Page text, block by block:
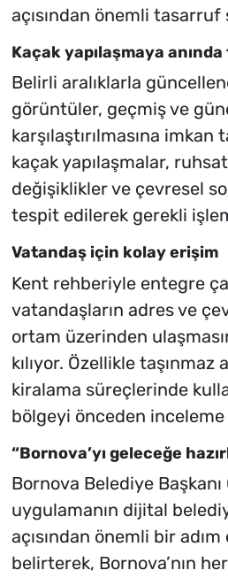
açısından önemli tasarruf
Kaçak yapılaşmaya
Belirli aralıklarla
görüntüler, geçmiş ve
karşılaştırılmasına imkan
kaçak yapılaşmalar,
değişiklikler ve çevresel
tespit edilerek gerekli
Vatandaş için kolay erişim
Kent rehberiyle entegre
vatandaşların adres ve
ortam üzerinden
kılıyor. Özellikle taşınmaz
kiralama süreçlerinde
bölgeyi önceden inceleme
“Bornova’yı geleceğe
Bornova Belediye Başkanı
uygulamanın dijital
açısından önemli bir
belirterek, Bornova’nın